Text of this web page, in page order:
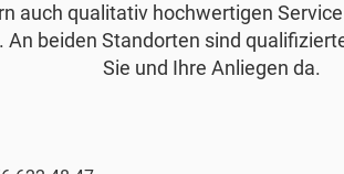
auch qualitativ hochwertigen
An beiden Standorten sind
Sie und Ihre Anliegen da.